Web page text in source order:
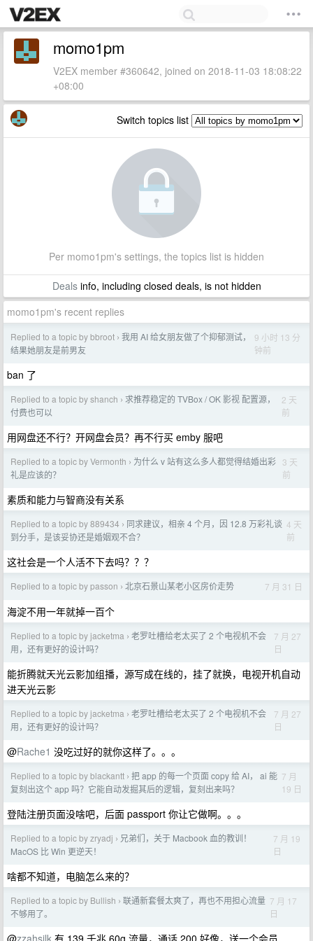
momo1pm
V2EX member #360642, joined on 2018-11-03 18:08:22
+08:00
Switch topics list
Per momo1pm's settings, the topics list is hidden
Dealsinfo, including closed deals, is not hidden
momo1pm's recent replies
Replied to a topic by bbroot › 我用 AI 给女朋友做了个抑郁测试，
结果她朋友是前男友
9 小时 13 分
钟前
ban 了
Replied to a topic by shanch › 求推荐稳定的 TVBox / OK 影视 配置源，
付费也可以
2 天
前
用网盘还不行？开网盘会员？再不行买 emby 服吧
Replied to a topic by Vermonth › 为什么 v 站有这么多人都觉得结婚出彩
礼是应该的？
3 天
前
素质和能力与智商没有关系
Replied to a topic by 889434 › 同求建议，相亲 4 个月，因 12.8 万彩礼谈
到分手，是该妥协还是婚姻观不合？
4 天
前
这社会是一个人活不下去吗？？？
Replied to a topic by passon › 北京石景山某老小区房价走势 7 月 31 日
海淀不用一年就掉一百个
Replied to a topic by jacketma › 老罗吐槽给老太买了 2 个电视机不会
用，还有更好的设计吗？
7 月 27
日
能折腾就天光云影加组播，源写成在线的，挂了就换，电视开机自动
进天光云影
Replied to a topic by jacketma › 老罗吐槽给老太买了 2 个电视机不会
用，还有更好的设计吗？
7 月 27
日
@Rache1 没吃过好的就你这样了。。。
Replied to a topic by blackantt › 把 app 的每一个页面 copy 给 AI， ai 能
复刻出这个 app 吗？它能自动发掘其后的逻辑，复刻出来吗？
7 月
19 日
登陆注册页面没啥吧，后面 passport 你让它做啊。。。
Replied to a topic by zryadj › 兄弟们，关于 Macbook 血的教训！
MacOS 比 Win 更逆天！
7 月 19
日
啥都不知道，电脑怎么来的？
Replied to a topic by Bullish › 联通新套餐太爽了，再也不用担心流量
不够用了。
7 月 17
日
@zzahsjlk 有 139 千兆 60g 流量，通话 200 好像，送一个会员